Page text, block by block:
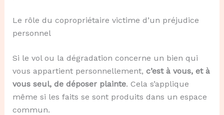
Le rôle du copropriétaire victime d’un préjudice
personnel
Si le vol ou la dégradation concerne un bien qui
vous appartient personnellement, c’est à vous, et à
vous seul, de déposer plainte. Cela s’applique
même si les faits se sont produits dans un espace
commun.